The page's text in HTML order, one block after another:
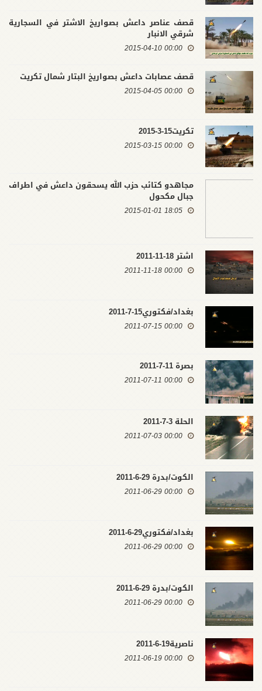
قصف عناصر داعش بصواريخ الاشتر في السجارية
شرقي الانبار
00:00 2015-04-10
قصف عصابات داعش بصواريخ البتار شمال تكريت
00:00 2015-04-05
تكريت15-3-2015
00:00 2015-03-15
مجاهدو كتائب حزب الله يسحقون داعش في اطراف
جبال مكحول
18:05 2015-01-01
اشتر 18-11-2011
00:00 2011-11-18
بغداد/فكتوري15-7-2011
00:00 2011-07-15
بصرة 11-7-2011
00:00 2011-07-11
الحلة 3-7-2011
00:00 2011-07-03
الكوت/بدرة 29-6-2011
00:00 2011-06-29
بغداد/فكتوري29-6-2011
00:00 2011-06-29
الكوت/بدرة 29-6-2011
00:00 2011-06-29
ناصرية19-6-2011
00:00 2011-06-19